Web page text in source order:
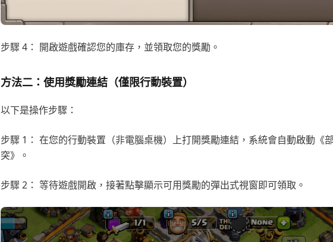
步驟 4： 開啟遊戲確認您的庫存，並領取您的獎勵。
方法二：使用獎勵連結（僅限行動裝置）
以下是操作步驟：
步驟 1： 在您的行動裝置（非電腦桌機）上打開獎勵連結，系統會自動啟動《
突》。
步驟 2： 等待遊戲開啟，接著點擊顯示可用獎勵的彈出式視窗即可領取。